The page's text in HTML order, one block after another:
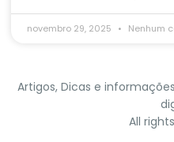
novembro 29, 2025 Nenhum
Artigos, Dicas e
All